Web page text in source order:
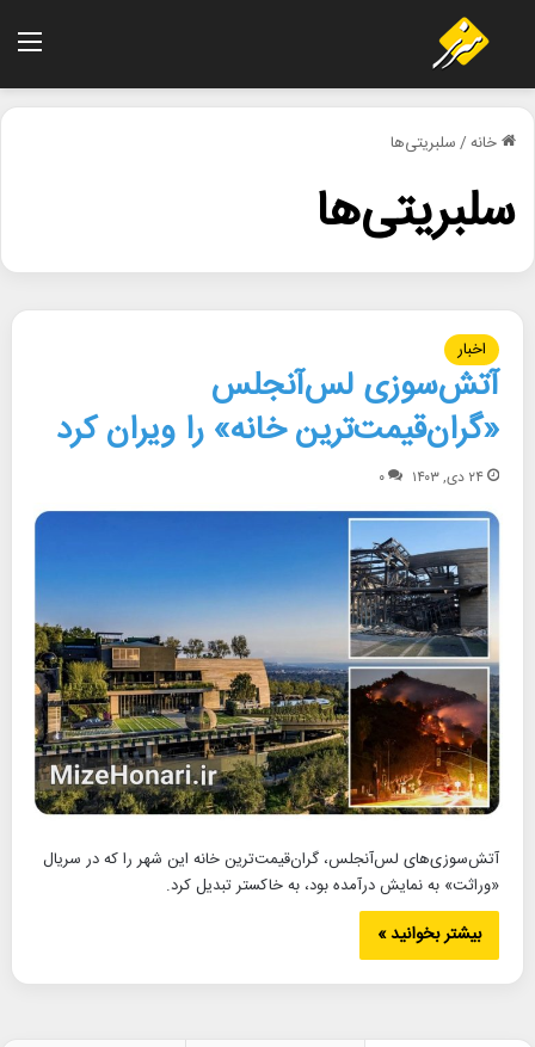
خانه/سلبریتی‌ها
سلبریتی‌ها
اخبار
آتش‌سوزی لس‌آنجلس
«گران‌قیمت‌ترین خانه» را ویران کرد
۲۴ دی, ۱۴۰۳ ۰
آتش‌سوزی‌های لس‌آنجلس، گران‌قیمت‌ترین خانه این شهر را که در سریال
«وراثت» به نمایش درآمده بود، به خاکستر تبدیل کرد.
بیشتر بخوانید »